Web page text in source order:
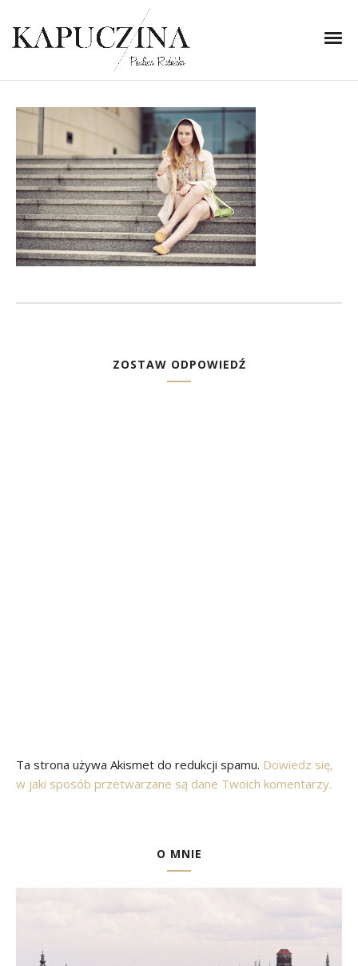
6 listopada 2013
260
Written by
ZOSTAW ODPOWIEDŹ
Ta strona używa Akismet do redukcji spamu. Dowiedz się,
w jaki sposób przetwarzane są dane Twoich komentarzy.
O MNIE